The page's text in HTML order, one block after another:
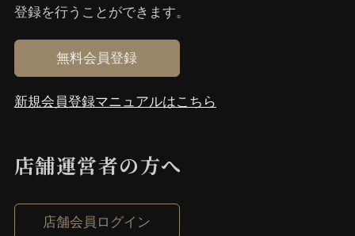
登録を⾏うことができます。
無料会員登録
新規会員登録マニュアルはこちら
店舗運営者の⽅へ
店舗会員ログイン